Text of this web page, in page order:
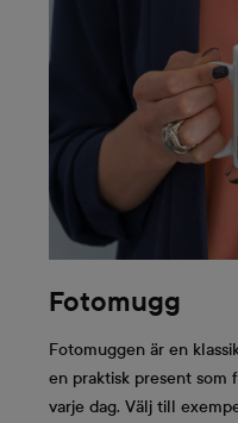
För den
och till
en
shoppingtur
För strandsemestern
Ett minnesspeleller
present till en
Fotomugg
Fotomuggen är en
en praktisk present som
varje dag. Välj till